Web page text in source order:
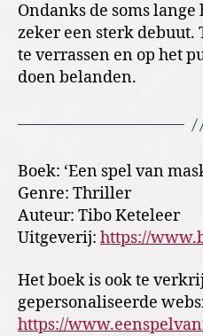
Ondanks de soms
zeker een sterk debuut.
te verrassen en op het
doen belanden.
Boek: ‘Een spel van
Genre: Thriller
Auteur: Tibo Keteleer
Uitgeverij: https://
Het boek is ook te
gepersonaliseerde
https://